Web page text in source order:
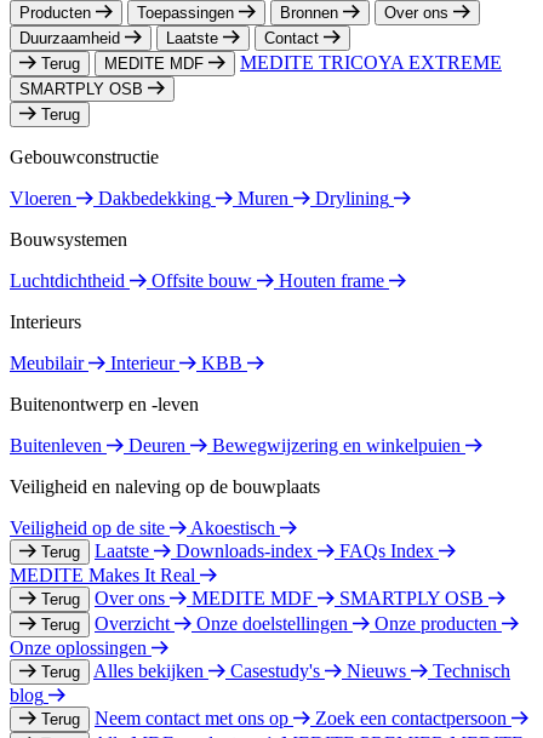
Producten Toepassingen Bronnen
Over ons
Duurzaamheid
Laatste
Contact
Terug
MEDITE MDF MEDITE TRICOYA EXTREME
SMARTPLY OSB
Terug
Gebouwconstructie
Vloeren
Dakbedekking Muren
Drylining
Bouwsystemen
Luchtdichtheid
Offsite bouw
Houten frame
Interieurs
Meubilair
Interieur
KBB
Buitenontwerp en -leven
Buitenleven
Deuren
Bewegwijzering en winkelpuien
Veiligheid en naleving op de bouwplaats
Veiligheid op de site
Akoestisch
Terug Laatste Downloads-index
FAQs Index
MEDITE Makes It Real
Terug Over ons MEDITE MDF SMARTPLY OSB
Terug Overzicht Onze doelstellingen
Onze producten
Onze oplossingen
Terug Alles bekijken Casestudy's Nieuws
Technisch
blog
Terug Neem contact met ons op Zoek een contactpersoon